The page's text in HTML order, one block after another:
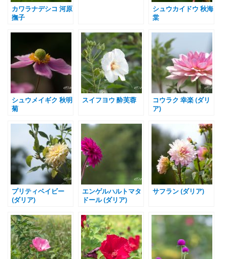
カワラナデシコ 河原
撫子
シュウカイドウ 秋海
棠
シュウメイギク 秋明
菊
スイフヨウ 酔芙蓉
コウラク 幸楽 (ダリ
ア)
プリティベイビー
(ダリア)
エンゲルハルトマタ
ドール (ダリア)
サフラン (ダリア)